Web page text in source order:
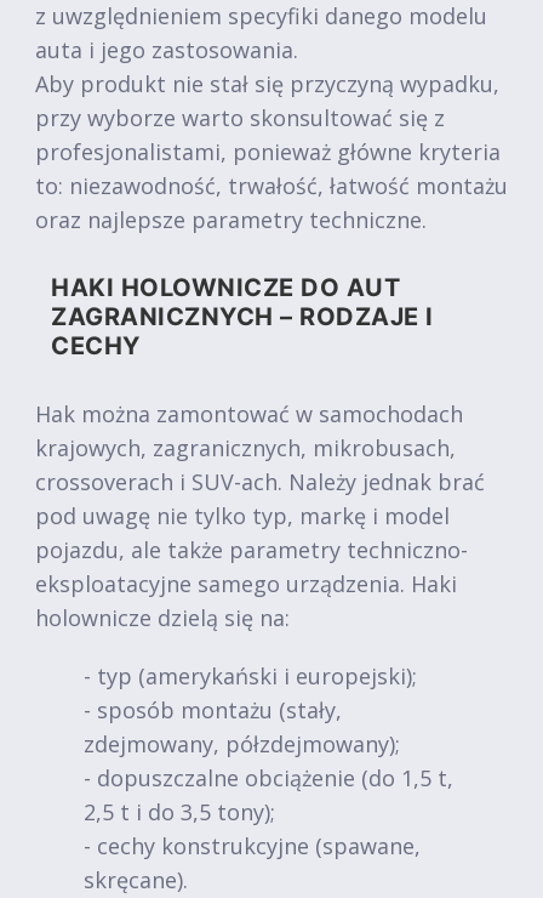
z uwzględnieniem specyfiki danego modelu
auta i jego zastosowania.
Aby produkt nie stał się przyczyną wypadku,
przy wyborze warto skonsultować się z
profesjonalistami, ponieważ główne kryteria
to: niezawodność, trwałość, łatwość montażu
oraz najlepsze parametry techniczne.
HAKI HOLOWNICZE DO AUT
ZAGRANICZNYCH – RODZAJE I
CECHY
Hak można zamontować w samochodach
krajowych, zagranicznych, mikrobusach,
crossoverach i SUV-ach. Należy jednak brać
pod uwagę nie tylko typ, markę i model
pojazdu, ale także parametry techniczno-
eksploatacyjne samego urządzenia. Haki
holownicze dzielą się na:
- typ (amerykański i europejski);
- sposób montażu (stały,
zdejmowany, półzdejmowany);
- dopuszczalne obciążenie (do 1,5 t,
2,5 t i do 3,5 tony);
- cechy konstrukcyjne (spawane,
skręcane).